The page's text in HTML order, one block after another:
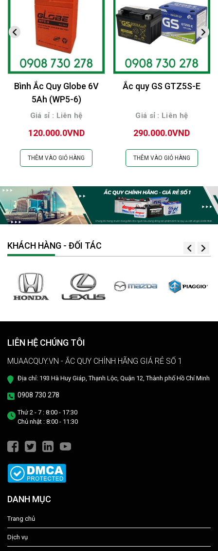
Bình Ắc Quy Globe 6V
5Ah (WP5-6)
Giá sỉ : Liên hệ
120.000.0VND
THÊM VÀO GIỎ HÀNG
Ắc quy GS GTZ5S-E
Giá sỉ : Liên hệ
290.000.0VND
THÊM VÀO GIỎ HÀNG
KHÁCH HÀNG - ĐỐI TÁC
LIÊN HỆ CHÚNG TÔI
MUAACQUY.VN - ẮC QUY CHÍNH HÃNG GIÁ RẺ SỐ 1
Địa chỉ: 193 Hà Huy Giáp, Thạnh Lộc, Quận 12, Thành phố Hồ Chí Minh
0908 730 278
Thứ 2 - 7 : 8:00 - 17:30
Chủ nhật : 8:00 - 11:30
DANH MỤC
Trang chủ
Dịch vụ